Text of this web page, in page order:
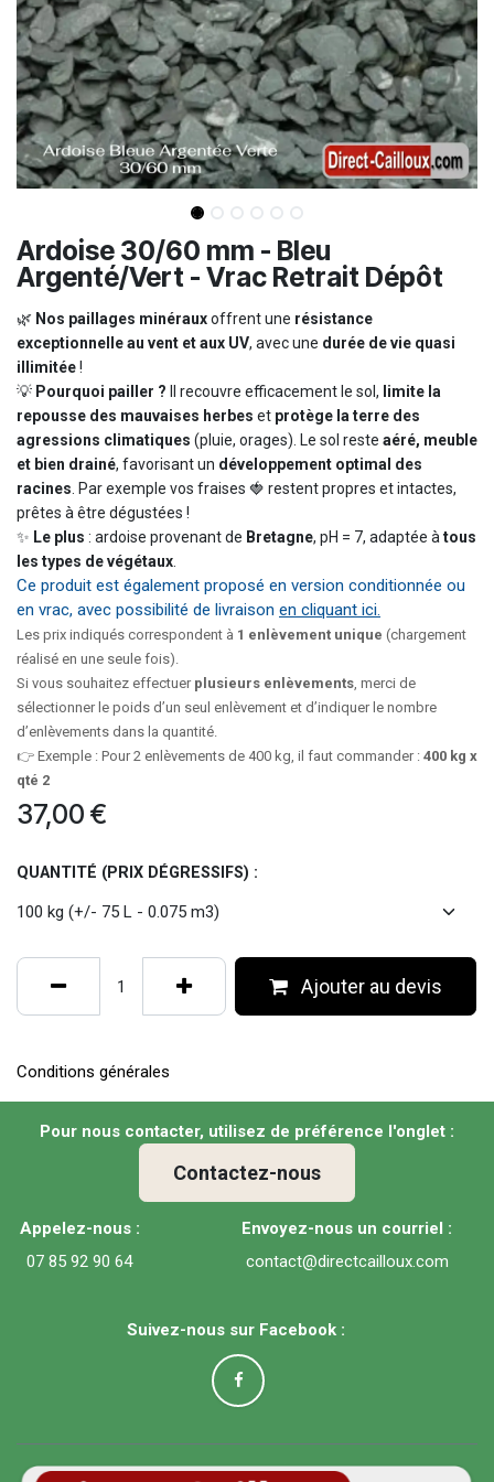
Ardoise 30/60 mm - Bleu
Argenté/Vert - Vrac Retrait Dépôt
🌿 Nos paillages minérauxoffrent une résistance
exceptionnelle au vent et aux UV, avec une durée de vie quasi
illimitée!
💡 Pourquoi pailler ? Il recouvre efficacement le sol, limite la
repousse des mauvaises herbes et protège la terre des
agressions climatiques (pluie, orages). Le sol reste aéré, meuble
et bien drainé, favorisant un développement optimal des
racines . Par exemple vos fraises 🍓 restent propres et intactes,
prêtes à être dégustées !
✨ Le plus : ardoise provenant de Bretagne, pH = 7, adaptée à tous
les types de végétaux
Ce produit est également proposé en version conditionnée ou
en vrac, avec possibilité de livraison en cliquant ici.​
Les prix indiqués correspondent à 1 enlèvement unique (chargement
réalisé en une seule fois).
Si vous souhaitez effectuer plusieurs enlèvements, merci de
sélectionner le poids d’un seul enlèvement et d’indiquer le nombre
d’enlèvements dans la quantité.
👉 Exemple : Pour 2 enlèvements de 400 kg, il faut commander : 400 kg x
qté 2
37,00 €
QUANTITÉ (PRIX DÉGRESSIFS) :
Ajouter au devis
Conditions générales
Pour nous contacter, utilisez de préférence l'onglet :
Contactez-nous
Appelez-nous :
07 85 92 90 64
Envoyez-nous un courriel :
contact@directcailloux.com
Suivez-nous sur Facebook :